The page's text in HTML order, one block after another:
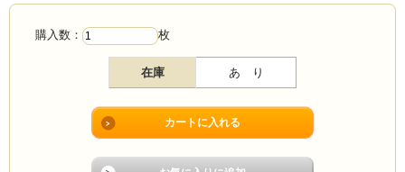
購入数： 枚
在庫 あ り